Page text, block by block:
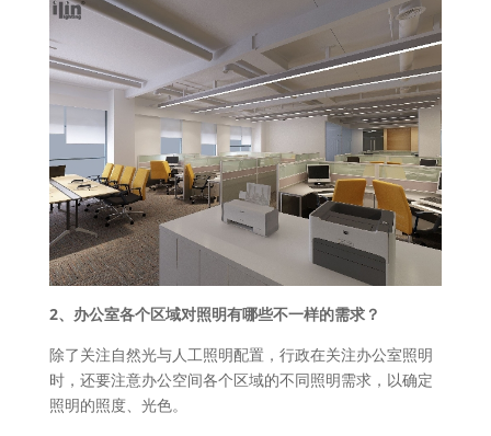
2、办公室各个区域对照明有哪些不一样的需求？
除了关注自然光与人工照明配置，行政在关注办公室照明
时，还要注意办公空间各个区域的不同照明需求，以确定
照明的照度、光色。